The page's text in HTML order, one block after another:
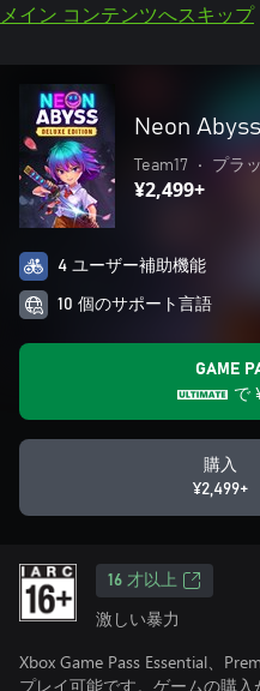
メイン コンテンツへスキップ
Neon
Team17 • プラ
¥2,499+
4 ユーザー補助機能
10 個のサポート言語
GAME
で
購入
¥2,499+
16 才以上
激しい暴力
Xbox Game Pass Essential、
プレイ可能です。ゲームの購入